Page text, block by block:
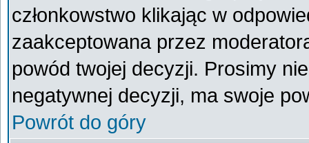
członkowstwo klikając w
zaakceptowana przez
powód twojej decyzji. Prosimy
negatywnej decyzji, ma swoje
Powrót do góry